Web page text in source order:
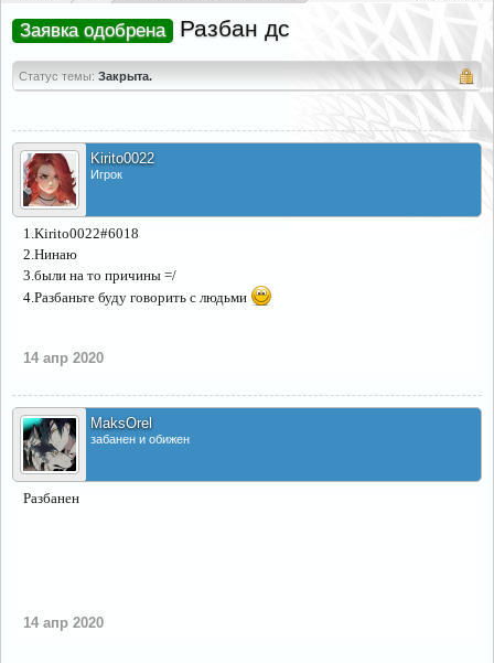
Заявка одобрена Разбан дс
Статус темы: Закрыта.
Kirito0022
Игрок
1.Kirito0022#6018
2.Нинаю
3.были на то причины =/
4.Разбаньте буду говорить с людьми
14 апр 2020
MaksOrel
забанен и обижен
Разбанен
14 апр 2020